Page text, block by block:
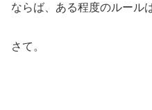
ならば、ある程度のルール
さて。